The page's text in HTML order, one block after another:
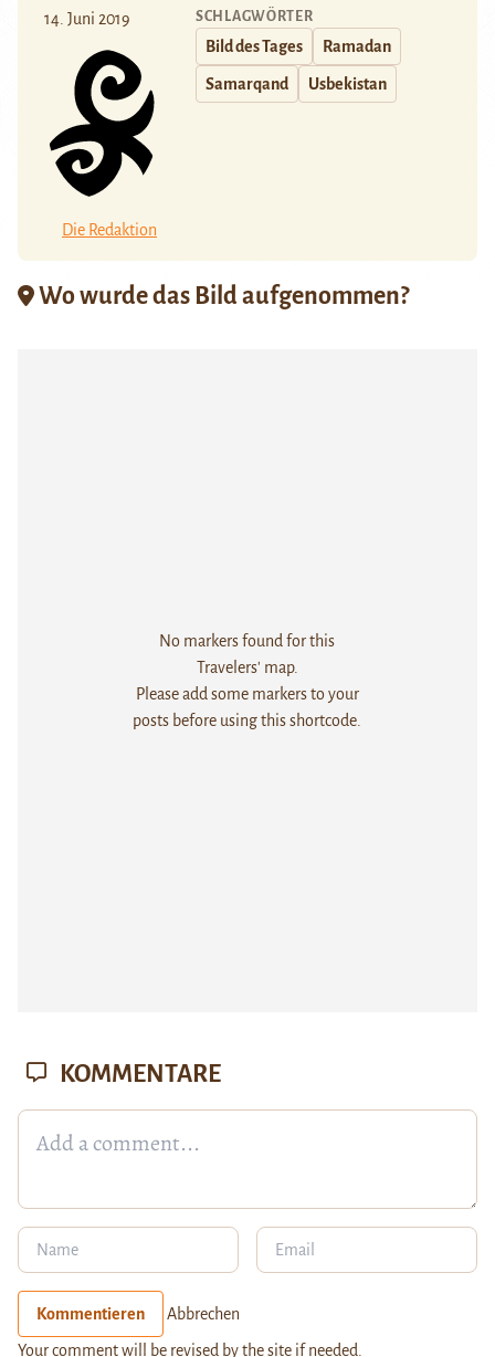
14. Juni 2019
Die Redaktion
SCHLAGWÖRTER
Bild des Tages Ramadan
Samarqand Usbekistan
Wo wurde das Bild aufgenommen?
No markers found for this
Travelers' map.
Please add some markers to your
posts before using this shortcode.
KOMMENTARE
Kommentieren Abbrechen
Your comment will be revised by the site if needed.